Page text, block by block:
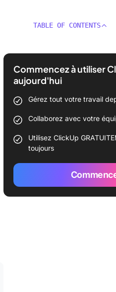
TABLE OF CONTENTS
Commencez à utiliser
aujourd'hui
Gérez tout votre travail
Collaborez avec votre
Utilisez ClickUp
toujours